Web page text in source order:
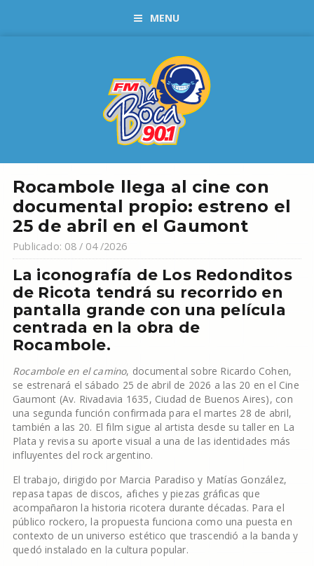
MENU
Rocambole llega al cine con
documental propio: estreno el
25 de abril en el Gaumont
Publicado: 08 / 04 /2026
La iconografía de Los Redonditos
de Ricota tendrá su recorrido en
pantalla grande con una película
centrada en la obra de
Rocambole.
Rocambole en el camino, documental sobre Ricardo Cohen,
se estrenará el sábado 25 de abril de 2026 a las 20 en el Cine
Gaumont (Av. Rivadavia 1635, Ciudad de Buenos Aires), con
una segunda función confirmada para el martes 28 de abril,
también a las 20. El film sigue al artista desde su taller en La
Plata y revisa su aporte visual a una de las identidades más
influyentes del rock argentino.
El trabajo, dirigido por Marcia Paradiso y Matías González,
repasa tapas de discos, afiches y piezas gráficas que
acompañaron la historia ricotera durante décadas. Para el
público rockero, la propuesta funciona como una puesta en
contexto de un universo estético que trascendió a la banda y
quedó instalado en la cultura popular.